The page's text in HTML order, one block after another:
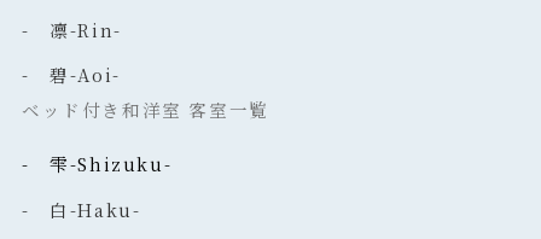
- 凛-Rin-
- 碧-Aoi-
ベッド付き和洋室 客室一覧
- 雫-Shizuku-
- 白-Haku-